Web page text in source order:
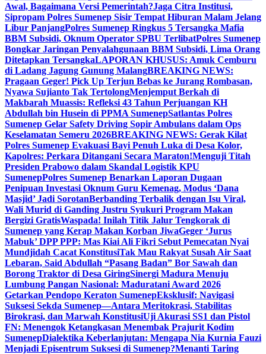
Awal, Bagaimana Versi Pemerintah?Jaga Citra Institusi,
Sipropam Polres Sumenep Sisir Tempat Hiburan Malam Jelang
Libur PanjangPolres Sumenep Ringkus 5 Tersangka Mafia
BBM Subsidi, Oknum Operator SPBU TerlibatPolres Sumenep
Bongkar Jaringan Penyalahgunaan BBM Subsidi, Lima Orang
Ditetapkan TersangkaLAPORAN KHUSUS: Amuk Cemburu
di Ladang Jagung Gunung MalangBREAKING NEWS:
Pragaan Geger! Pick Up Terjun Bebas ke Jurang Rombasan,
Nyawa Sujianto Tak TertolongMenjemput Berkah di
Makbarah Muassis: Refleksi 43 Tahun Perjuangan KH
Abdullah bin Husein di PPMA SumenepSatlantas Polres
Sumenep Gelar Safety Driving Sopir Ambulans dalam Ops
Keselamatan Semeru 2026BREAKING NEWS: Gerak Kilat
Polres Sumenep Evakuasi Bayi Penuh Luka di Desa Kolor,
Kapolres: Perkara Ditangani Secara Maraton!Menguji Titah
Presiden Prabowo dalam Skandal Logistik KPU
SumenepPolres Sumenep Benarkan Laporan Dugaan
Penipuan Investasi Oknum Guru Kemenag, Modus ‘Dana
Masjid’ Jadi SorotanBerbanding Terbalik dengan Isu Viral,
Wali Murid di Ganding Justru Syukuri Program Makan
Bergizi GratisWaspada! Inilah Titik Jalur Tengkorak di
Sumenep yang Kerap Makan Korban JiwaGeger ‘Jurus
Mabuk’ DPP PPP: Mas Kiai Ali Fikri Sebut Pemecatan Nyai
Mundjidah Cacat KonstitusiTak Mau Rakyat Susah Air Saat
Lebaran, Said Abdullah “Pasang Badan” Bor Sawah dan
Borong Traktor di Desa GiringSinergi Madura Menuju
Lumbung Pangan Nasional: Maduratani Award 2026
Getarkan Pendopo Keraton SumenepEksklusif: Navigasi
Suksesi Sekda Sumenep—Antara Meritokrasi, Stabilitas
Birokrasi, dan Marwah KonstitusiUji Akurasi SS1 dan Pistol
FN: Menengok Ketangkasan Menembak Prajurit Kodim
SumenepDialektika Keberlanjutan: Mengapa Nia Kurnia Fauzi
Menjadi Episentrum Suksesi di Sumenep?Menanti Taring